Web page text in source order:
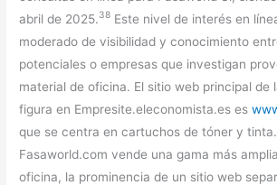
abril de 2025.38 Este nivel de interés en
moderado de visibilidad y conocimiento
potenciales o empresas que investigan
material de oficina. El sitio web principal de
figura en Empresite.eleconomista.es es
que se centra en cartuchos de tóner y
Fasaworld.com vende una gama más
oficina, la prominencia de un sitio web